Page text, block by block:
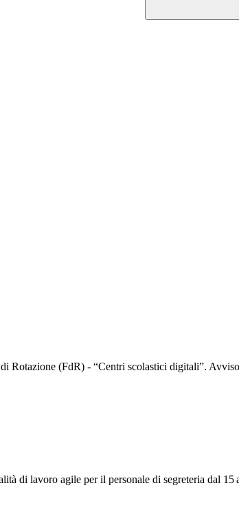
Rotazione (FdR) - “Centri scolastici digitali”.
di lavoro agile per il personale di segreteria dal 15